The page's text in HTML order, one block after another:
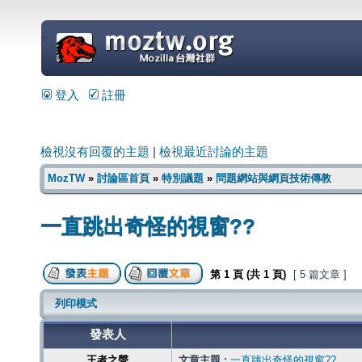
=
登入 註冊
檢視沒有回覆的主題 檢視最近討論的主題
MozTW» 討論區首頁 » 特別議題 » 問題網站與網頁技術傳教
一直跳出奇怪的視窗??
第 1 頁 (共 1 頁) [ 5 篇文章 ]
列印模式
發表人